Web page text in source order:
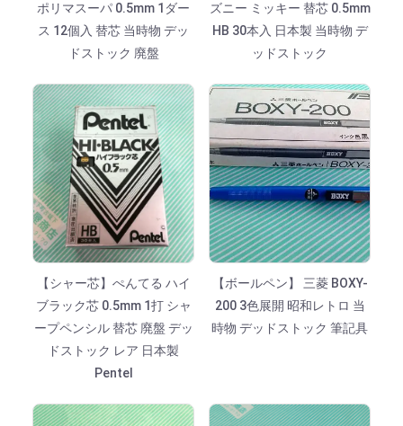
ポリマスーパ 0.5mm 1ダー
ス 12個入 替芯 当時物 デッ
ドストック 廃盤
ズニー ミッキー 替芯 0.5mm
HB 30本入 日本製 当時物 デ
ッドストック
【シャー芯】ぺんてる ハイ
ブラック芯 0.5mm 1打 シャ
ープペンシル 替芯 廃盤 デッ
ドストック レア 日本製
Pentel
【ボールペン】 三菱 BOXY-
200 3色展開 昭和レトロ 当
時物 デッドストック 筆記具